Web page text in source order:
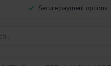
Secure payment options